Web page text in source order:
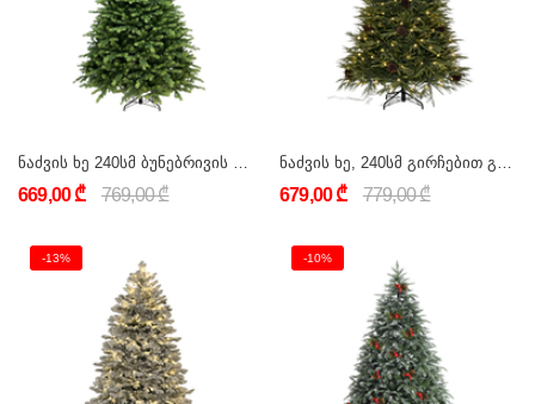
669,00 ₾ 769,00 ₾ 679,00 ₾ 779,00 ₾
-13% -10%